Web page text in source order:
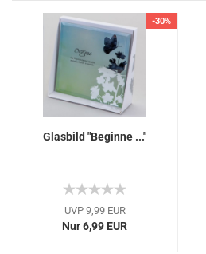
-30%
Glasbild "Beginne ..."
UVP 9,99 EUR
Nur 6,99 EUR